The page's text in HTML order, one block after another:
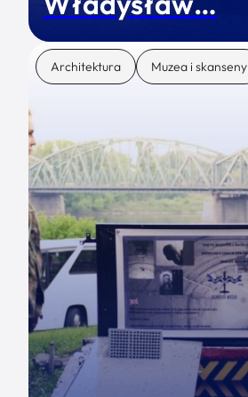
Architektura Muzea i skanseny